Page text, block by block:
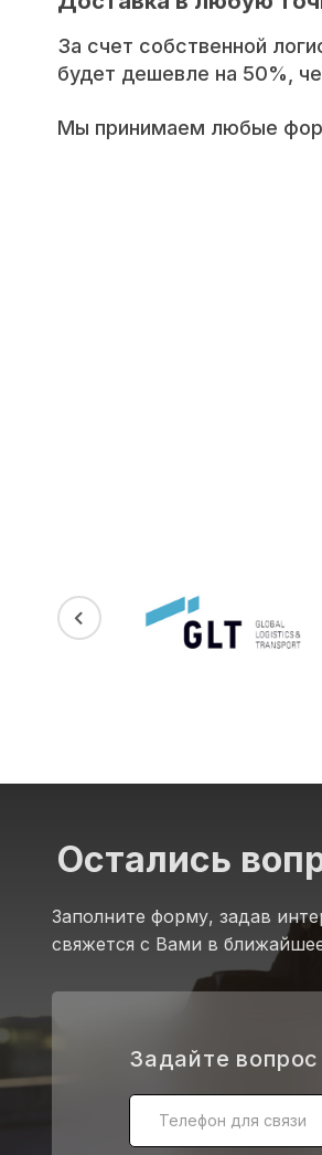
За счет собственной
будет дешевле на 50%,
Мы принимаем любые
Остались
Заполните форму, задав
свяжется с Вами в
Задайте